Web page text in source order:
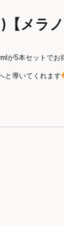
メラノ
が5本セットでお
と導いてくれます